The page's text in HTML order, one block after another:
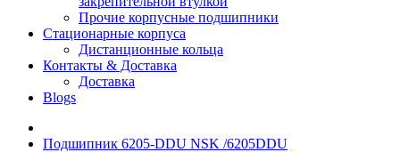
Прочие корпусные подшипники
Стационарные корпуса
Дистанционные кольца
Контакты & Доставка
Доставка
Blogs
Подшипник 6205-DDU NSK /6205DDU